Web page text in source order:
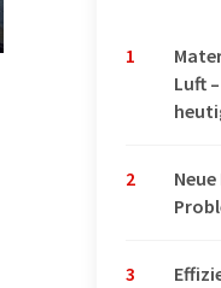
1
Luft
2
3